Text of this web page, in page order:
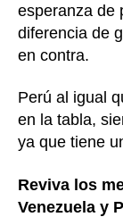
esperanza de
diferencia de
en contra.
Perú al igual
en la tabla,
ya que tiene
Reviva los
Venezuela y